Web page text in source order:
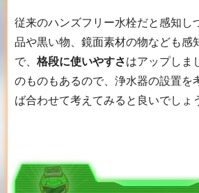
従来のハンズフリー水栓だと感知し
品や黒い物、鏡面素材の物なども感
で、 格段に使いやすさはアップしま
のものもあるので、浄水器の設置を
ば合わせて考えてみると良いでしょ